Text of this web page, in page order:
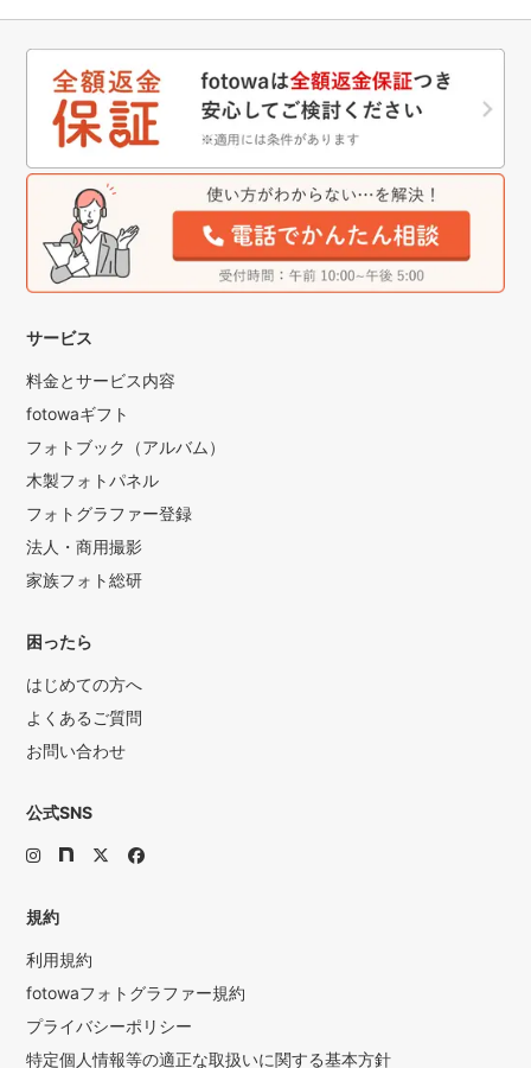
サービス
料金とサービス内容
fotowaギフト
フォトブック（アルバム）
木製フォトパネル
フォトグラファー登録
法人・商用撮影
家族フォト総研
困ったら
はじめての方へ
よくあるご質問
お問い合わせ
公式SNS
規約
利用規約
fotowaフォトグラファー規約
プライバシーポリシー
特定個人情報等の適正な取扱いに関する基本方針